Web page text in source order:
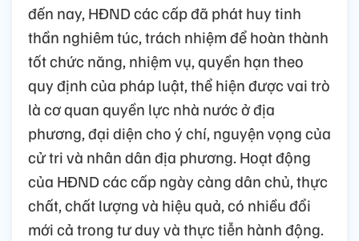
đến nay, HĐND các cấp đã phát huy tinh
thần nghiêm túc, trách nhiệm để hoàn thành
tốt chức năng, nhiệm vụ, quyền hạn theo
quy định của pháp luật, thể hiện được vai trò
là cơ quan quyền lực nhà nước ở địa
phương, đại diện cho ý chí, nguyện vọng của
cử tri và nhân dân địa phương. Hoạt động
của HĐND các cấp ngày càng dân chủ, thực
chất, chất lượng và hiệu quả, có nhiều đổi
mới cả trong tư duy và thực tiễn hành động.